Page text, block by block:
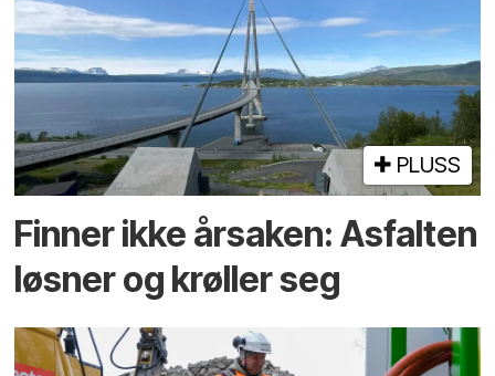
PLUSS
Finner ikke årsaken: Asfalten
løsner og krøller seg